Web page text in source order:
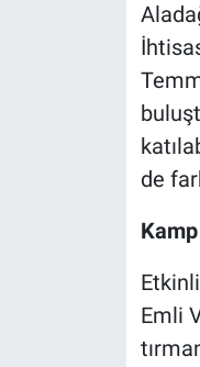
de
Emli